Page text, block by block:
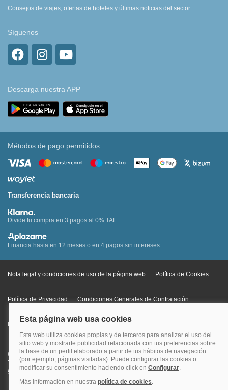
Consejos de viajes, ofertas de hoteles y últimas noticias del sector.
Síguenos
Descarga nuestra APP
Métodos de pago permitidos
Transferencia bancaria
Divide tu compra en 3 pagos al 0% TAE
Financia hasta en 12 meses o en 4 pagos sin intereses
Nota legal y condiciones de uso de la página web Política de Cookies
Política de Privacidad Condiciones Generales de Contratación
Información Legal sobre Mercados en Línea
Quehoteles.com - Especialistas en hoteles © Copyright Veturis Travel S.A.
Todos los derechos reservados. Autorización nº I-AV0000879.4 Tel: +34
915759999